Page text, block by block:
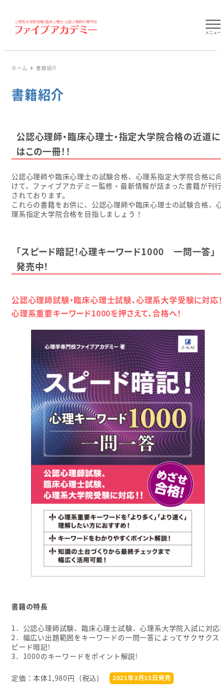
メニュー
ホーム 書籍紹介
書籍紹介
公認心理師・臨床心理士・指定大学院合格の近道に
はこの一冊！！
公認心理師や臨床心理士の試験合格、心理系指定大学院合格に
けて、ファイブアカデミー監修・最新情報が詰まった書籍が刊
されております。
これらの書籍をお供に、公認心理師や臨床心理士の試験合格、
理系指定大学院合格を目指しましょう！
「スピード暗記！心理キーワード1000 一問一答」
発売中！
公認心理師試験・臨床心理士試験、心理系大学受験に対応
心理系重要キーワード1000を押さえて、合格へ！
書籍の特長
1．公認心理師試験、臨床心理士試験、心理系大学院入試に対
2．幅広い出題範囲をキーワードの一問一答によってサクサクス
ピード暗記!
3．1000のキーワードをポイント解説!
定価：本体1,980円（税込) 2021年3月15日発売